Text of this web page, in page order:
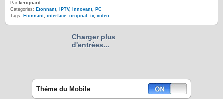
Par kerignard
Catégories: Etonnant, IPTV, Innovant, PC
Tags: Etonnant, interface, original , tv, video
Charger plus
d'entrées...
Théme du Mobile